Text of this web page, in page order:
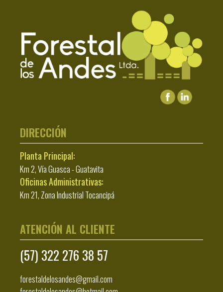
DIRECCIÓN
Planta Principal:
Km 2, Vía Guasca - Guatavita
Oficinas Administrativas:
Km 21, Zona Industrial Tocancipá
ATENCIÓN AL CLIENTE
(57) 322 276 38 57
forestaldelosandes@gmail.com